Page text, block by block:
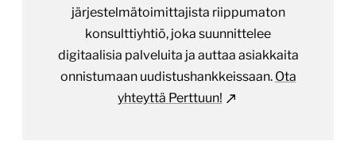
järjestelmätoimittajista riippumaton
konsulttiyhtiö, joka suunnittelee
digitaalisia palveluita ja auttaa asiakkaita
onnistumaan uudistushankkeissaan. Ota
yhteyttä Perttuun!